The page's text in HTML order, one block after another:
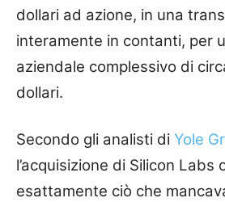
dollari ad azione, in una
interamente in contanti, per
aziendale complessivo di
dollari.
Secondo gli analisti di Yole
l’acquisizione di Silicon Labs
esattamente ciò che